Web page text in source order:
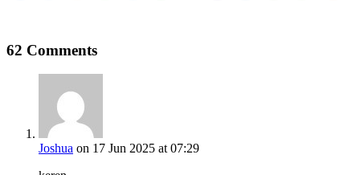
62 Comments
Joshua on 17 Jun 2025 at 07:29